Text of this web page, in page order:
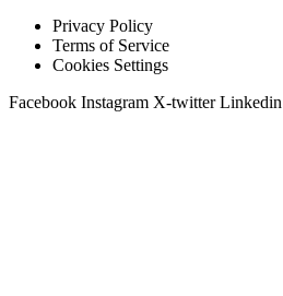
Privacy Policy
Terms of Service
Cookies Settings
Facebook Instagram X-twitter Linkedin